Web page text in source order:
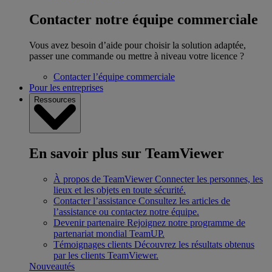
Contacter notre équipe commerciale
Vous avez besoin d’aide pour choisir la solution adaptée,
passer une commande ou mettre à niveau votre licence ?
Contacter l’équipe commerciale
Pour les entreprises
Ressources
En savoir plus sur TeamViewer
À propos de TeamViewer Connecter les personnes, les
lieux et les objets en toute sécurité.
Contacter l’assistance Consultez les articles de
l’assistance ou contactez notre équipe.
Devenir partenaire Rejoignez notre programme de
partenariat mondial TeamUP.
Témoignages clients Découvrez les résultats obtenus
par les clients TeamViewer.
Nouveautés